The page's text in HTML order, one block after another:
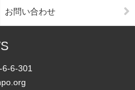
お問い合わせ
6-6-301